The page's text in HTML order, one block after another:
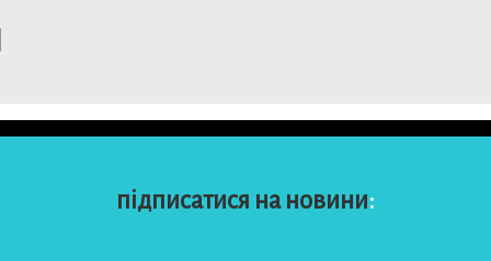
підписатися на новини: